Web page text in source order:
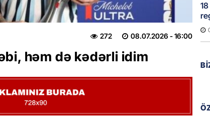
08.07.2026 - 16:00
272
həm də kədərli idim